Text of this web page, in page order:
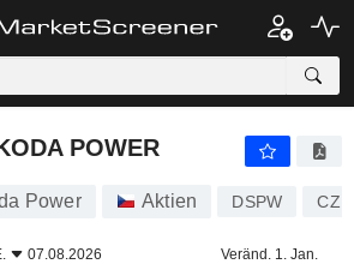
POWER
POWER
Power Aktien DSPW
07.08.2026 Veränd. 1. Jan.